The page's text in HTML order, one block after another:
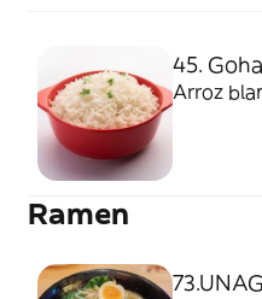
45.
Arroz
Ramen